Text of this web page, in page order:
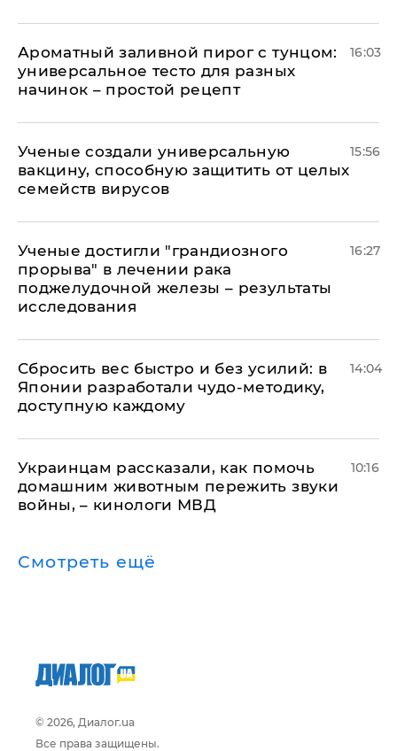
Ароматный заливной пирог с тунцом:
универсальное тесто для разных
начинок – простой рецепт
16:03
Ученые создали универсальную
вакцину, способную защитить от целых
семейств вирусов
15:56
Ученые достигли "грандиозного
прорыва" в лечении рака
поджелудочной железы – результаты
исследования
16:27
Сбросить вес быстро и без усилий: в
Японии разработали чудо-методику,
доступную каждому
14:04
Украинцам рассказали, как помочь
домашним животным пережить звуки
войны, – кинологи МВД
10:16
Смотреть ещё
© 2026, Диалог.ua
Все права защищены.